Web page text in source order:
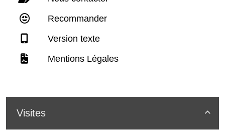
Recommander
Version texte
Mentions Légales

Visites